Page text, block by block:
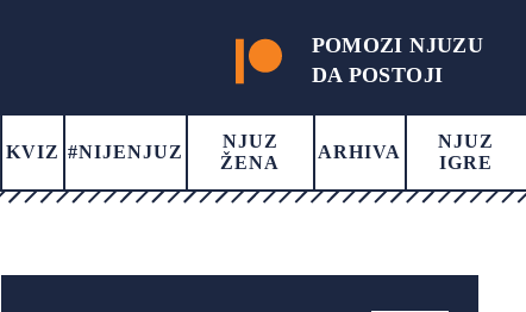
POMOZI NJUZU
DA POSTOJI
KVIZ #NIJENJUZ
NJUZ
ŽENA
ARHIVA
NJUZ
IGRE